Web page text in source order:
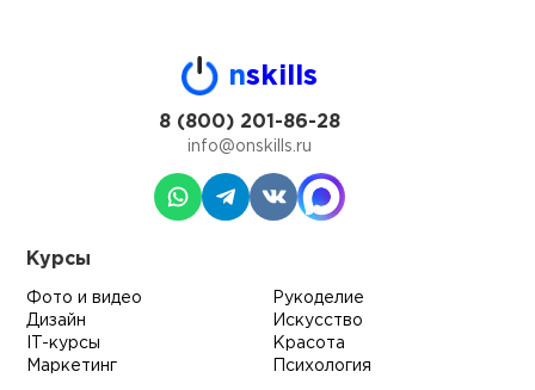
nskills
8 (800) 201-86-28
info@onskills.ru
Курсы
Фото и видео
Дизайн
IT-курсы
Маркетинг
Рукоделие
Искусство
Красота
Психология